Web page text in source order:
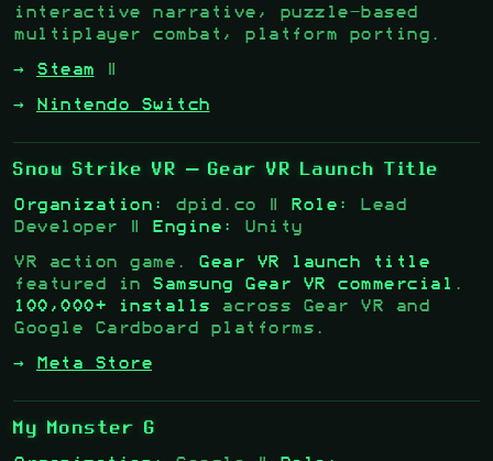
interactive narrative, puzzle-based
multiplayer combat, platform porting.
→
Steam
→
Nintendo Switch
Snow Strike VR
— Gear VR Launch Title
Organization:
dpid.co | Role:
Lead
Developer |
Engine:
Unity
VR action game. Gear VR launch title
featured in Samsung Gear VR commercial .
100,000+ installs across Gear VR and
Google Cardboard platforms.
→
Meta Store
My Monster G